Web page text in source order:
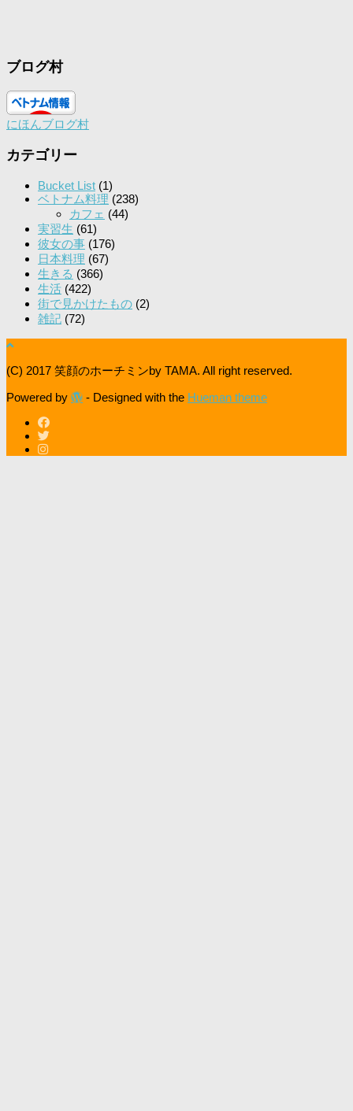
ブログ村
にほんブログ村
カテゴリー
Bucket List (1)
ベトナム料理 (238)
カフェ (44)
実習生 (61)
彼女の事 (176)
日本料理 (67)
生きる (366)
生活 (422)
街で見かけたもの (2)
雑記 (72)
(C) 2017 笑顔のホーチミンby TAMA. All right reserved.
Powered by - Designed with the Hueman theme